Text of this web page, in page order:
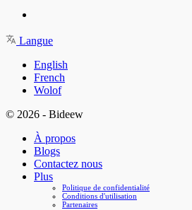
Langue
English
French
Wolof
© 2026 - Bideew
À propos
Blogs
Contactez nous
Plus
Politique de confidentialité
Conditions d'utilisation
Partenaires